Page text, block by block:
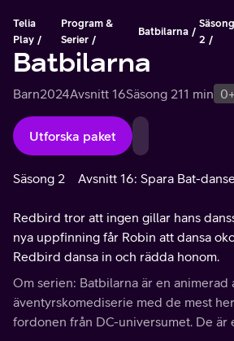
Telia
Play
Program &
Serier
Batbilarna
Säsong
2
Batbilarna
Barn2024Avsnitt 16Säsong 211 min 0+
Utforska paket
Säsong 2 Avsnitt 16: Spara Bat-
Redbird tror att ingen gillar hans
nya uppfinning får Robin att dansa
Redbird dansa in och rädda honom.
Om serien: Batbilarna är en animerad
äventyrskomediserie med de mest
fordonen från DC-universumet. De är